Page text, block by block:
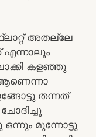
അതല്ലേ
എന്നാലും
കളഞ്ഞു
തന്നത്
മുന്നോട്ടു